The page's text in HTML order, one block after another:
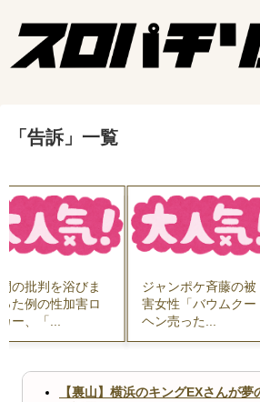
「 告訴」 一覧
の批判を浴びま
た例の性加害ロ
ー、「...
ジャンポケ斉藤の被
害女性「バウムクー
ヘン売った...
【裏山】横浜のキングEXさんが